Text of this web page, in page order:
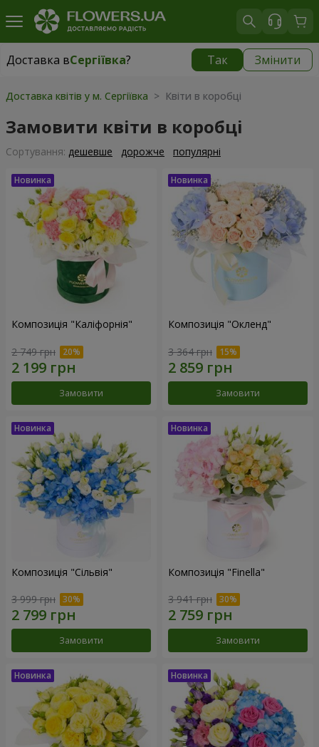
Доставка вСергіївка? Так Змінити
Доставка вСергіївка|
Доставка квітів у м. Сергіївка > Квіти в коробці
Замовити квіти в коробці
Сортування: дешевше дорожче популярні
Композиція "Каліфорнія"
2 749 грн
Замовити
Композиція "Окленд"
3 364 грн
Замовити
Композиція "Сільвія"
3 999 грн
Замовити
Композиція "Finella"
3 941 грн
Замовити